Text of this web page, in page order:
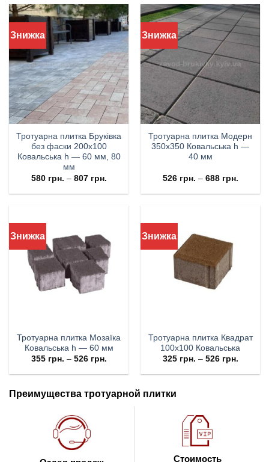
Знижка
Тротуарна плитка Бруківка
без фаски 200х100
Ковальська h — 60 мм, 80
мм
580 грн. – 807 грн.
Знижка
Тротуарна плитка Модерн
350х350 Ковальська h —
40 мм
526 грн. – 688 грн.
Знижка
Тротуарна плитка Мозаїка
Ковальська h — 60 мм
355 грн. – 526 грн.
Знижка
Тротуарна плитка Квадрат
100х100 Ковальська
325 грн. – 526 грн.
Преимущества тротуарной плитки
Стоимость